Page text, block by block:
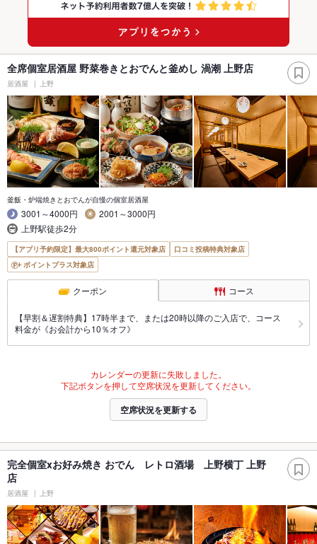
全席個室居酒屋 野菜巻きとおでんと釜めし 渦潮 上野店
居酒屋 上野
釜飯・炉端焼きとおでんが自慢の個室居酒屋
3001～4000円
2001～3000円
上野駅徒歩2分
【アプリ予約限定】最大800ポイント還元対象店
口コミ投稿特典対象店
ポイントプラス対象店
クーポン コース
【早割＆遅割特典】17時半まで、または20時以降のご入店で、コース
料金が《お会計から10％オフ》
カレンダーの更新に失敗しました。
下記ボタンを押して空席状況を更新してください。
空席状況を更新する
完全個室xお好み焼き おでん レトロ酒場 上野横丁 上野
店
居酒屋 上野